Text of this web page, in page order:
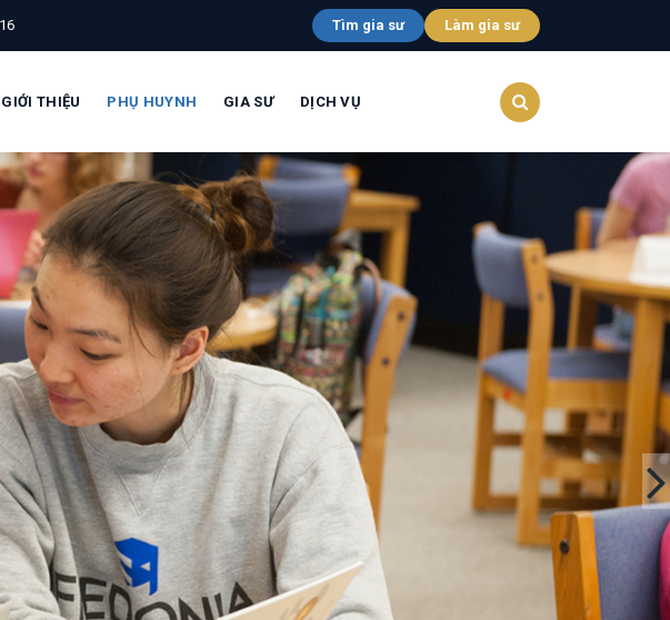
Tìm gia sư Làm gia sư
GIỚI THIỆU PHỤ HUYNH GIA SƯ DỊCH VỤ